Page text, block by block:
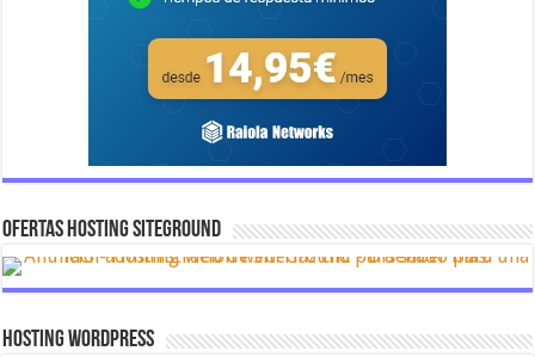
OFERTAS HOSTING SITEGROUND
Hosting Wordpress